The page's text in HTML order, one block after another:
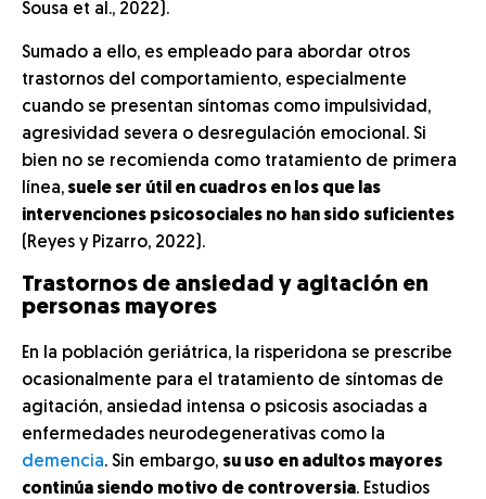
Sousa et al., 2022).
Sumado a ello, es empleado para abordar otros
trastornos del comportamiento, especialmente
cuando se presentan síntomas como impulsividad,
agresividad severa o desregulación emocional. Si
bien no se recomienda como tratamiento de primera
línea, suele ser útil en cuadros en los que las
intervenciones psicosociales no han sido suficientes
(Reyes y Pizarro, 2022).
Trastornos de ansiedad y agitación en
personas mayores
En la población geriátrica, la risperidona se prescribe
ocasionalmente para el tratamiento de síntomas de
agitación, ansiedad intensa o psicosis asociadas a
enfermedades neurodegenerativas como la
demencia. Sin embargo, su uso en adultos mayores
continúa siendo motivo de controversia. Estudios